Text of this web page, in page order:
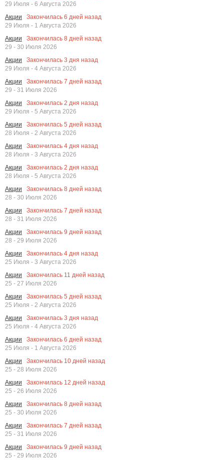
29 Июля - 6 Августа 2026
Акции
Закончилась 6 дней назад
29 Июля - 1 Августа 2026
Акции
Закончилась 8 дней назад
29 - 30 Июля 2026
Акции
Закончилась 3 дня назад
29 Июля - 4 Августа 2026
Акции
Закончилась 7 дней назад
29 - 31 Июля 2026
Акции
Закончилась 2 дня назад
29 Июля - 5 Августа 2026
Акции
Закончилась 5 дней назад
28 Июля - 2 Августа 2026
Акции
Закончилась 4 дня назад
28 Июля - 3 Августа 2026
Акции
Закончилась 2 дня назад
28 Июля - 5 Августа 2026
Акции
Закончилась 8 дней назад
28 - 30 Июля 2026
Акции
Закончилась 7 дней назад
28 - 31 Июля 2026
Акции
Закончилась 9 дней назад
28 - 29 Июля 2026
Акции
Закончилась 4 дня назад
25 Июля - 3 Августа 2026
Акции
Закончилась 11 дней назад
25 - 27 Июля 2026
Акции
Закончилась 5 дней назад
25 Июля - 2 Августа 2026
Акции
Закончилась 3 дня назад
25 Июля - 4 Августа 2026
Акции
Закончилась 6 дней назад
25 Июля - 1 Августа 2026
Акции
Закончилась 10 дней назад
25 - 28 Июля 2026
Акции
Закончилась 12 дней назад
25 - 26 Июля 2026
Акции
Закончилась 8 дней назад
25 - 30 Июля 2026
Акции
Закончилась 7 дней назад
25 - 31 Июля 2026
Акции
Закончилась 9 дней назад
25 - 29 Июля 2026